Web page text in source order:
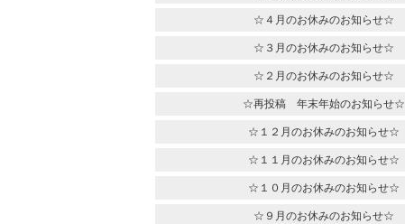
☆４月のお休みのお知らせ☆
☆３月のお休みのお知らせ☆
☆２月のお休みのお知らせ☆
☆再投稿 年末年始のお知らせ☆
☆１２月のお休みのお知らせ☆
☆１１月のお休みのお知らせ☆
☆１０月のお休みのお知らせ☆
☆９月のお休みのお知らせ☆